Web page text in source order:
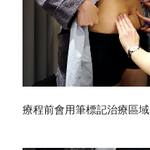
療程前會用筆標記治療區域